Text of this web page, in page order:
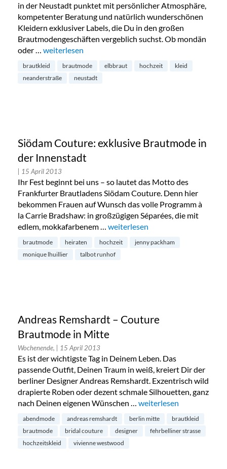
in der Neustadt punktet mit persönlicher Atmosphäre,
kompetenter Beratung und natürlich wunderschönen
Kleidern exklusiver Labels, die Du in den großen
Brautmodengeschäften vergeblich suchst. Ob mondän
oder … „Elbbraut Hochzeitskleider in der Neustadt“
weiterlesen
brautkleid brautmode elbbraut hochzeit
kleid
neanderstraße
neustadt
Siödam Couture: exklusive Brautmode in
der Innenstadt
| 15 April 2013
Ihr Fest beginnt bei uns – so lautet das Motto des
Frankfurter Brautladens Siödam Couture. Denn hier
bekommen Frauen auf Wunsch das volle Programm à
la Carrie Bradshaw: in großzügigen Séparées, die mit
edlem, mokkafarbenem … „Siödam Couture: exklusive
weiterlesen
brautmode heiraten hochzeit
jenny packham
monique lhuillier
talbot runhof
Andreas Remshardt – Couture
Brautmode in Mitte
Wochenende, | 15 April 2013
Es ist der wichtigste Tag in Deinem Leben. Das
passende Outfit, Deinen Traum in weiß, kreiert Dir der
berliner Designer Andreas Remshardt. Exzentrisch wild
drapierte Roben oder dezent schmale Silhouetten, ganz
nach Deinen eigenen Wünschen … „Andreas Remshardt –
weiterlesen
abendmode andreas remshardt berlin mitte
brautkleid
brautmode
bridal couture designer
fehrbelliner strasse
hochzeitskleid
vivienne westwood